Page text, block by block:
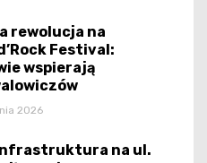
rewolucja na
Festival:
wspierają
2026
na ul.